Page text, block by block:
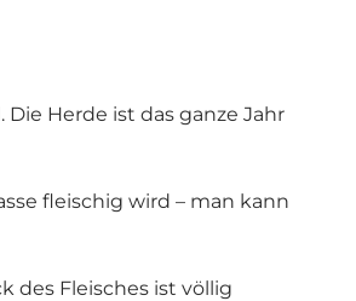
Herde ist das ganze Jahr
fleischig wird – man kann
des Fleisches ist völlig